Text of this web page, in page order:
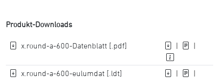
Produkt-Downloads
x.round-a-600-Datenblatt [.pdf] | |
x.round-a-600-eulumdat [.ldt] | |